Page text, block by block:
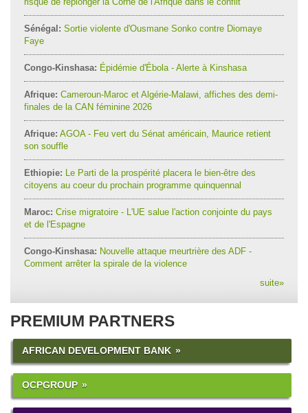
Sénégal: Sortie violente d'Ousmane Sonko contre Diomaye
Faye
Congo-Kinshasa: Épidémie d'Ébola - Alerte à Kinshasa
Afrique: Cameroun-Maroc et Algérie-Malawi, affiches des demi-
finales de la CAN féminine 2026
Afrique: AGOA - Feu vert du Sénat américain, Maurice retient
son souffle
Ethiopie: Le Parti de la prospérité placera le bien-être des
citoyens au coeur du prochain programme quinquennal
Maroc: Crise migratoire - L'UE salue l'action conjointe du pays
et de l'Espagne
Congo-Kinshasa: Nouvelle attaque meurtrière des ADF -
Comment arrêter la spirale de la violence
suite»
PREMIUM PARTNERS
AFRICAN DEVELOPMENT BANK
OCPGROUP